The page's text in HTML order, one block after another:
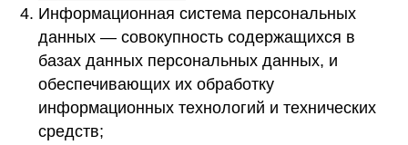
Информационная система персональных
данных — совокупность содержащихся в
базах данных персональных данных, и
обеспечивающих их обработку
информационных технологий и технических
средств;